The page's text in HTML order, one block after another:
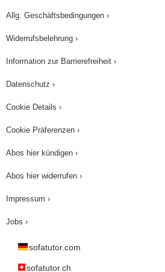
Allg. Geschäftsbedingungen ›
Widerrufsbelehrung ›
Information zur Barrierefreiheit ›
Datenschutz ›
Cookie Details ›
Cookie Präferenzen ›
Abos hier kündigen ›
Abos hier widerrufen ›
Impressum ›
Jobs ›
sofatutor.com
sofatutor.ch